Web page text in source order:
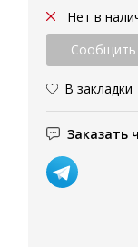
Нет в
В закладки
Заказать